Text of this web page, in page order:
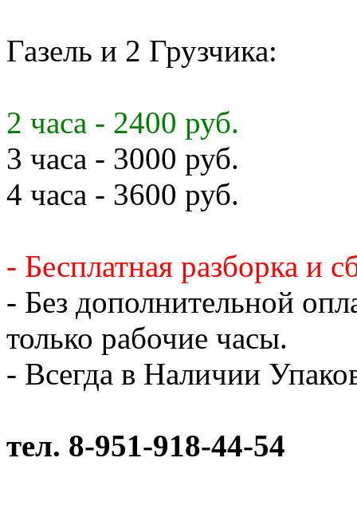
Газель и 2 Грузчика:
2 часа - 2400 руб.
3 часа - 3000 руб.
4 часа - 3600 руб.
- Бесплатная разборка и
- Без дополнительной
только рабочие часы.
- Всегда в Наличии
тел. 8-951-918-44-54